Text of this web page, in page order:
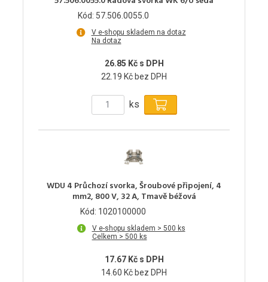
Kód: 57.506.0055.0
V e-shopu skladem na dotaz
Na dotaz
26.85 Kč s DPH
22.19 Kč bez DPH
ks
WDU 4 Průchozí svorka, Šroubové připojení, 4
mm2, 800 V, 32 A, Tmavě béžová
Kód: 1020100000
V e-shopu skladem > 500 ks
Celkem > 500 ks
17.67 Kč s DPH
14.60 Kč bez DPH